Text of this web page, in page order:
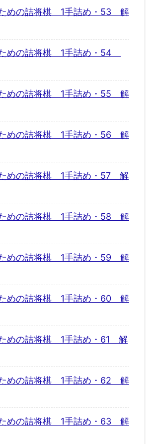
めの詰将棋 1手詰め・53 解
めの詰将棋 1手詰め・54
めの詰将棋 1手詰め・55 解
めの詰将棋 1手詰め・56 解
めの詰将棋 1手詰め・57 解
めの詰将棋 1手詰め・58 解
めの詰将棋 1手詰め・59 解
めの詰将棋 1手詰め・60 解
めの詰将棋 1手詰め・61 解
めの詰将棋 1手詰め・62 解
めの詰将棋 1手詰め・63 解